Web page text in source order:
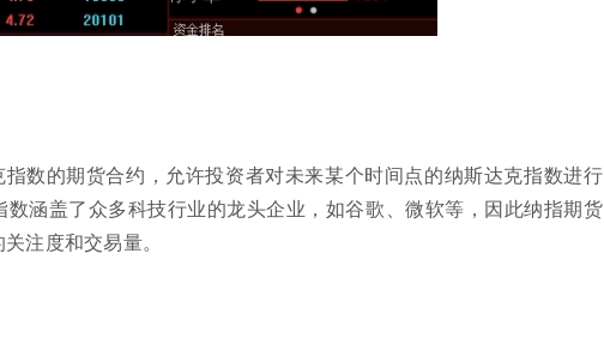
数的期货合约，允许投资者对未来某个时间点的纳斯达克指数进行
涵盖了众多科技行业的龙头企业，如谷歌、微软等，因此纳指期货
注度和交易量。